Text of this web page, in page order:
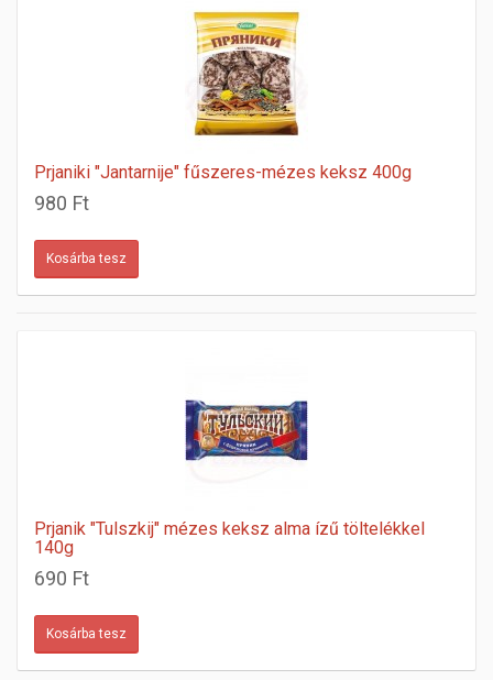
Prjaniki "Jantarnije" fűszeres-mézes keksz 400g
980 Ft
Prjanik "Tulszkij" mézes keksz alma ízű töltelékkel
140g
690 Ft